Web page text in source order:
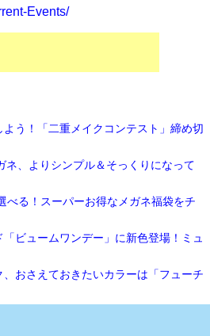
Events/
よう！「二重メイクコンテスト」締め切
ネ、よりシンプル＆そっくりになって
べる！スーパーお得なメガネ福袋をチ
「ビュームワンデー」に新色登場！ミュ
、おさえておきたいカラーは「フューチ